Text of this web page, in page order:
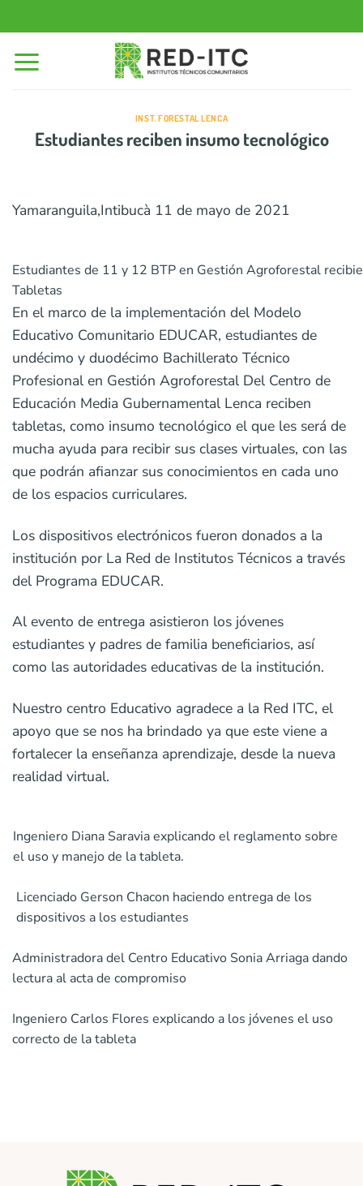
al
contenido
INST. FORESTAL LENCA
Estudiantes reciben insumo tecnológico
Yamaranguila,Intibucà 11 de mayo de 2021
Estudiantes de 11 y 12 BTP en Gestión Agroforestal
Tabletas
En el marco de la implementación del Modelo
Educativo Comunitario EDUCAR, estudiantes de
undécimo y duodécimo Bachillerato Técnico
Profesional en Gestión Agroforestal Del Centro de
Educación Media Gubernamental Lenca reciben
tabletas, como insumo tecnológico el que les será de
mucha ayuda para recibir sus clases virtuales, con las
que podrán afianzar sus conocimientos en cada uno
de los espacios curriculares.
Los dispositivos electrónicos fueron donados a la
institución por La Red de Institutos Técnicos a través
del Programa EDUCAR.
Al evento de entrega asistieron los jóvenes
estudiantes y padres de familia beneficiarios, así
como las autoridades educativas de la institución.
Nuestro centro Educativo agradece a la Red ITC, el
apoyo que se nos ha brindado ya que este viene a
fortalecer la enseñanza aprendizaje, desde la nueva
realidad virtual.
Ingeniero Diana Saravia explicando el reglamento sobre
el uso y manejo de la tableta.
Licenciado Gerson Chacon haciendo entrega de los
dispositivos a los estudiantes
Administradora del Centro Educativo Sonia Arriaga dando
lectura al acta de compromiso
Ingeniero Carlos Flores explicando a los jóvenes el uso
correcto de la tableta